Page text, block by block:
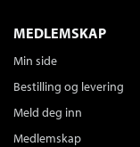
MEDLEMSKAP
Min side
Bestilling og levering
Meld deg inn
Medlemskap